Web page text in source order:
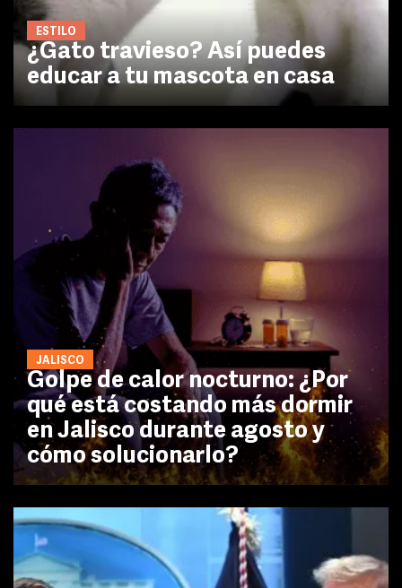
ESTILO
¿Gato travieso? Así puedes
educar a tu mascota en casa
JALISCO
Golpe de calor nocturno: ¿Por
qué está costando más dormir
en Jalisco durante agosto y
cómo solucionarlo?